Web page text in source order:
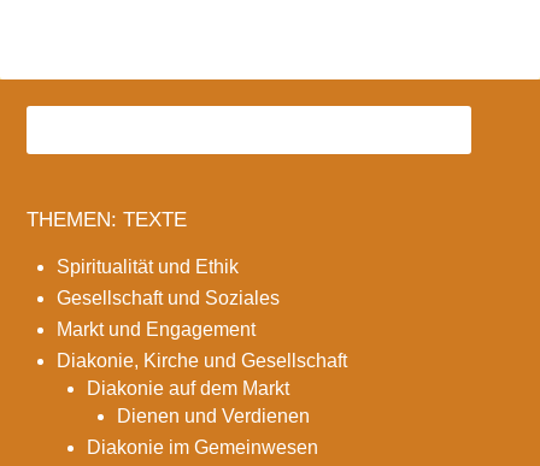
THEMEN: TEXTE
Spiritualität und Ethik
Gesellschaft und Soziales
Markt und Engagement
Diakonie, Kirche und Gesellschaft
Diakonie auf dem Markt
Dienen und Verdienen
Diakonie im Gemeinwesen